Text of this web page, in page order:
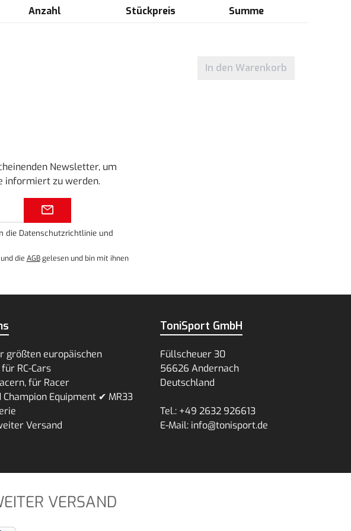
Anzahl Stückpreis Summe
In den Warenkorb
Newsletter, um
informiert zu werden.
die Datenschutzrichtlinieund
die AGBgelesen und bin mit ihnen
größten europäischen
RC-Cars
für Racer
Equipment ✔ MR33
Versand
ToniSport GmbH
Füllscheuer 30
56626 Andernach
Deutschland
Tel.: +49 2632 926613
E-Mail: info@tonisport.de
VERSAND